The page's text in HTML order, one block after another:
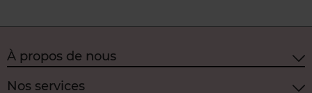
À propos de nous
Nos services